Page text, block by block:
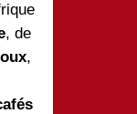
, de
,